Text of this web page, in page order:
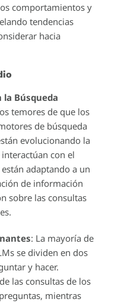
comportamientos y
tendencias
hacia
la Búsqueda
temores de que los
de búsqueda
evolucionando la
con el
adaptando a un
de información
sobre las consultas
: La mayoría de
se dividen en dos
y hacer.
las consultas de los
mientras